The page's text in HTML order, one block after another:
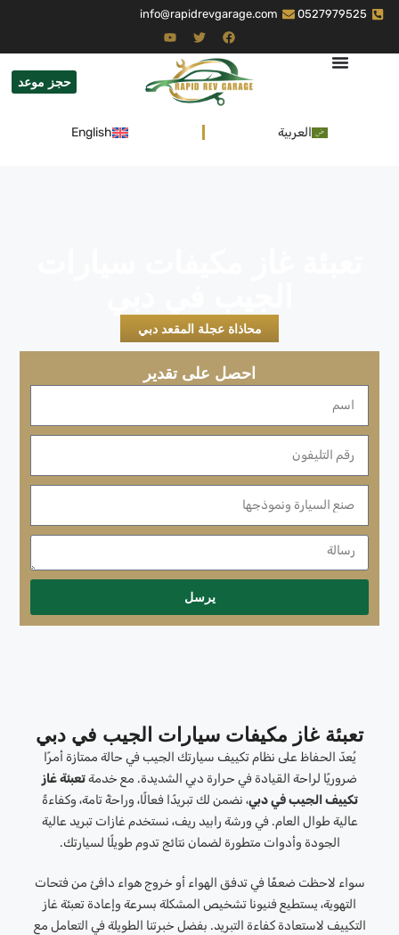
0527979525
info@rapidrevgarage.com
حجز موعد
العربية English
محاذاة عجلة المقعد دبي
احصل على تقدير
يرسل
تعبئة غاز مكيفات سيارات الجيب في دبي
يُعدّ الحفاظ على نظام تكييف سيارتك الجيب في حالة ممتازة أمرًا
ضروريًا لراحة القيادة في حرارة دبي الشديدة. مع خدمةتعبئة غاز
تكييف الجيب في دبي، نضمن لك تبريدًا فعالًا، وراحةً تامة، وكفاءةً
عالية طوال العام. في ورشة رابيد ريف، نستخدم غازات تبريد عالية
الجودة وأدوات متطورة لضمان نتائج تدوم طويلًا لسيارتك.
سواء لاحظت ضعفًا في تدفق الهواء أو خروج هواء دافئ من فتحات
التهوية، يستطيع فنيونا تشخيص المشكلة بسرعة وإعادة تعبئة غاز
التكييف لاستعادة كفاءة التبريد. بفضل خبرتنا الطويلة في التعامل مع